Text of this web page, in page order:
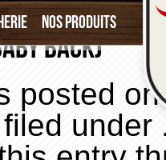
Nos produits
de porc
back)
posted
under